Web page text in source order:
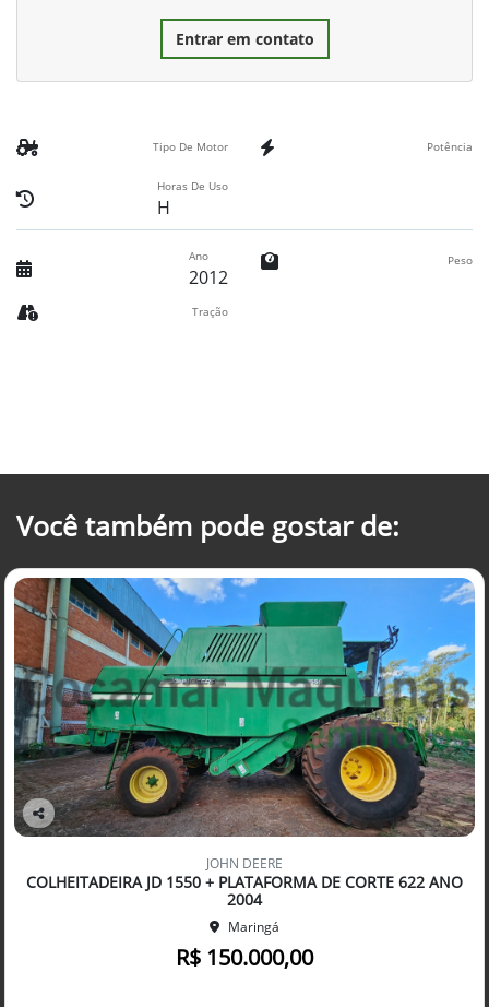
Entrar em contato
Tipo De Motor Potência
Horas De Uso
H
Ano
2012
Peso
Tração
Você também pode gostar de:
Co
arti
lhe
JOHN DEERE
COLHEITADEIRA JD 1550 + PLATAFORMA DE CORTE 622 ANO
2004
Maringá
R$ 150.000,00